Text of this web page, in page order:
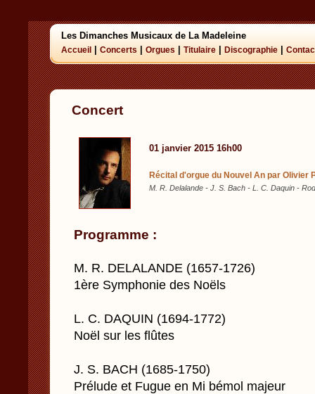
Les Dimanches Musicaux de La Madeleine
Accueil Concerts Orgues Titulaire Discographie
Concert
01 janvier 2015 16h00
Récital d'orgue du Nouvel An par Olivier
M. R. Delalande - J. S. Bach - L. C. Daquin -
Programme :
M. R. DELALANDE (1657-1726)
1ère Symphonie des Noëls
L. C. DAQUIN (1694-1772)
Noël sur les flûtes
J. S. BACH (1685-1750)
Prélude et Fugue en Mi bémol majeur